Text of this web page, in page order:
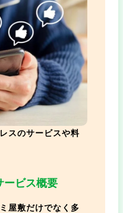
スのサービスや料
ービス概要
屋敷だけでなく多